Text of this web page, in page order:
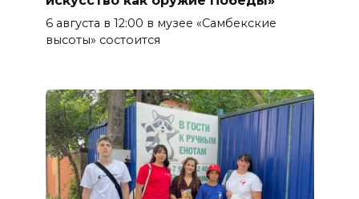
6 августа в 12:00 в музее «Самбекские
высоты» состоится